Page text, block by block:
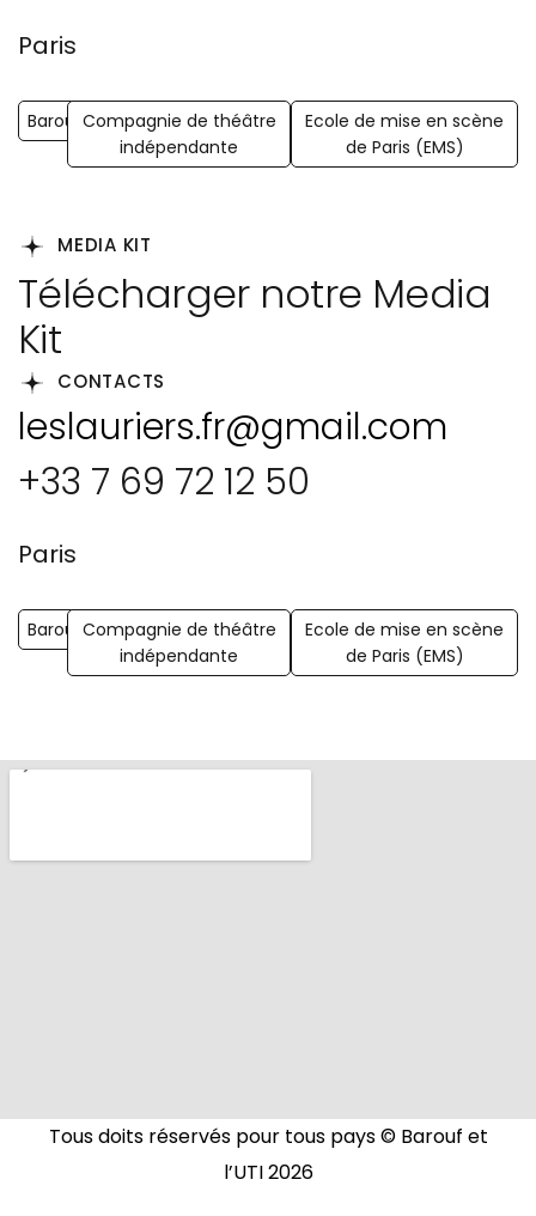
Paris
Barouf Compagnie de théâtre
indépendante
Ecole de mise en scène
de Paris (EMS)
MEDIA KIT
Télécharger notre Media
Kit
CONTACTS
leslauriers.fr@gmail.com
+33 7 69 72 12 50
Paris
Barouf Compagnie de théâtre
indépendante
Ecole de mise en scène
de Paris (EMS)
Tous doits réservés pour tous pays © Barouf et
l’UTI2026